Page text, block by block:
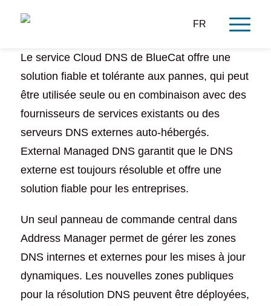
FR
Le service Cloud DNS de BlueCat offre une
solution fiable et tolérante aux pannes, qui peut
être utilisée seule ou en combinaison avec des
fournisseurs de services existants ou des
serveurs DNS externes auto-hébergés.
External Managed DNS garantit que le DNS
externe est toujours résoluble et offre une
solution fiable pour les entreprises.
Un seul panneau de commande central dans
Address Manager permet de gérer les zones
DNS internes et externes pour les mises à jour
dynamiques. Les nouvelles zones publiques
pour la résolution DNS peuvent être déployées,